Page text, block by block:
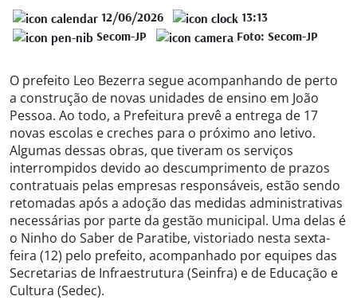
12/06/2026
13:13
Secom-JP
Foto: Secom-JP
O prefeito Leo Bezerra segue acompanhando de perto
a construção de novas unidades de ensino em João
Pessoa. Ao todo, a Prefeitura prevê a entrega de 17
novas escolas e creches para o próximo ano letivo.
Algumas dessas obras, que tiveram os serviços
interrompidos devido ao descumprimento de prazos
contratuais pelas empresas responsáveis, estão sendo
retomadas após a adoção das medidas administrativas
necessárias por parte da gestão municipal. Uma delas é
o Ninho do Saber de Paratibe, vistoriado nesta sexta-
feira (12) pelo prefeito, acompanhado por equipes das
Secretarias de Infraestrutura (Seinfra) e de Educação e
Cultura (Sedec).